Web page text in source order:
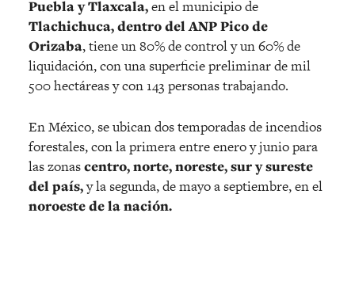
Puebla y Tlaxcala,en el municipio de
Tlachichuca,dentro del ANP Pico de
Orizaba, tiene un 80% de control y un 60% de
liquidación, con una superficie preliminar de mil
500 hectáreas y con 143 personas trabajando.
En México, se ubican dos temporadas de incendios
forestales, con la primera entre enero y junio para
las zonascentro, norte, noreste, sur y sureste
del país,y la segunda, de mayo a septiembre, en el
noroeste de la nación.